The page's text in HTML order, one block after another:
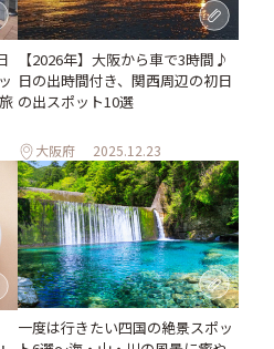
【2026年】大阪から車で3時間♪
日の出時間付き、関西周辺の初日
の出スポット10選
大阪府 2025.12.23
一度は行きたい四国の絶景スポッ